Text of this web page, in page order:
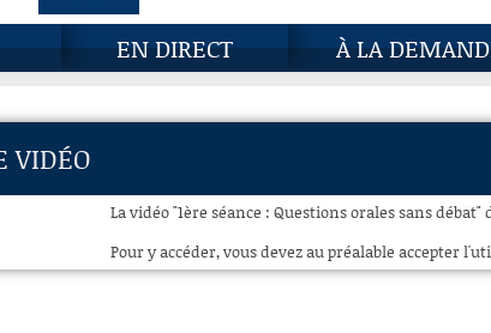
EN DIRECT À LA
VIDÉO
La vidéo "1ère séance : Questions orales sans
Pour y accéder, vous devez au préalable accepter